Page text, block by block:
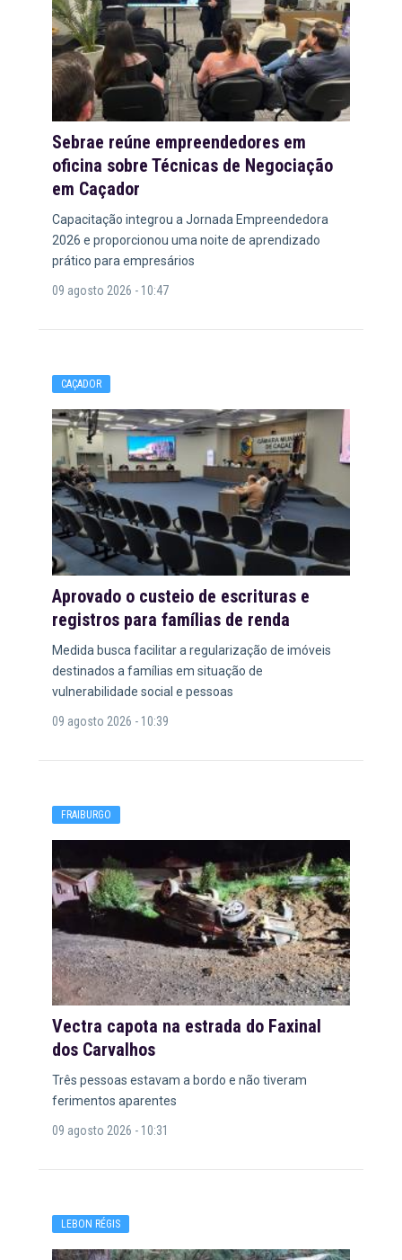
Sebrae reúne empreendedores em
oficina sobre Técnicas de Negociação
em Caçador
Capacitação integrou a Jornada Empreendedora
2026 e proporcionou uma noite de aprendizado
prático para empresários
09 agosto 2026 - 10:47
CAÇADOR
Aprovado o custeio de escrituras e
registros para famílias de renda
Medida busca facilitar a regularização de imóveis
destinados a famílias em situação de
vulnerabilidade social e pessoas
09 agosto 2026 - 10:39
FRAIBURGO
Vectra capota na estrada do Faxinal
dos Carvalhos
Três pessoas estavam a bordo e não tiveram
ferimentos aparentes
09 agosto 2026 - 10:31
LEBON RÉGIS